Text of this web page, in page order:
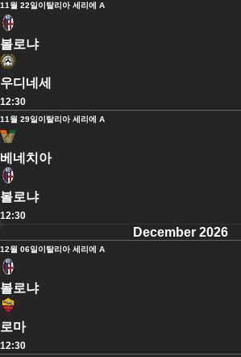
11월 22일이탈리아 세리에 A
볼로냐
우디네세
12:30
11월 29일이탈리아 세리에 A
베네치아
볼로냐
12:30
December 2026
12월 06일이탈리아 세리에 A
볼로냐
로마
12:30